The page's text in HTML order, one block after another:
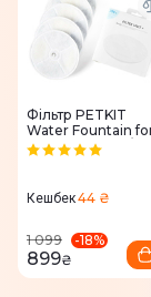
Розташування
Передня
Задня
Колір моделі
Синій
Допустиме
Фільтр PETKIT
Water Fountain
EVERSWEET 2/3
5PCS
Кешбек44 ₴
1 099 -18%
899₴